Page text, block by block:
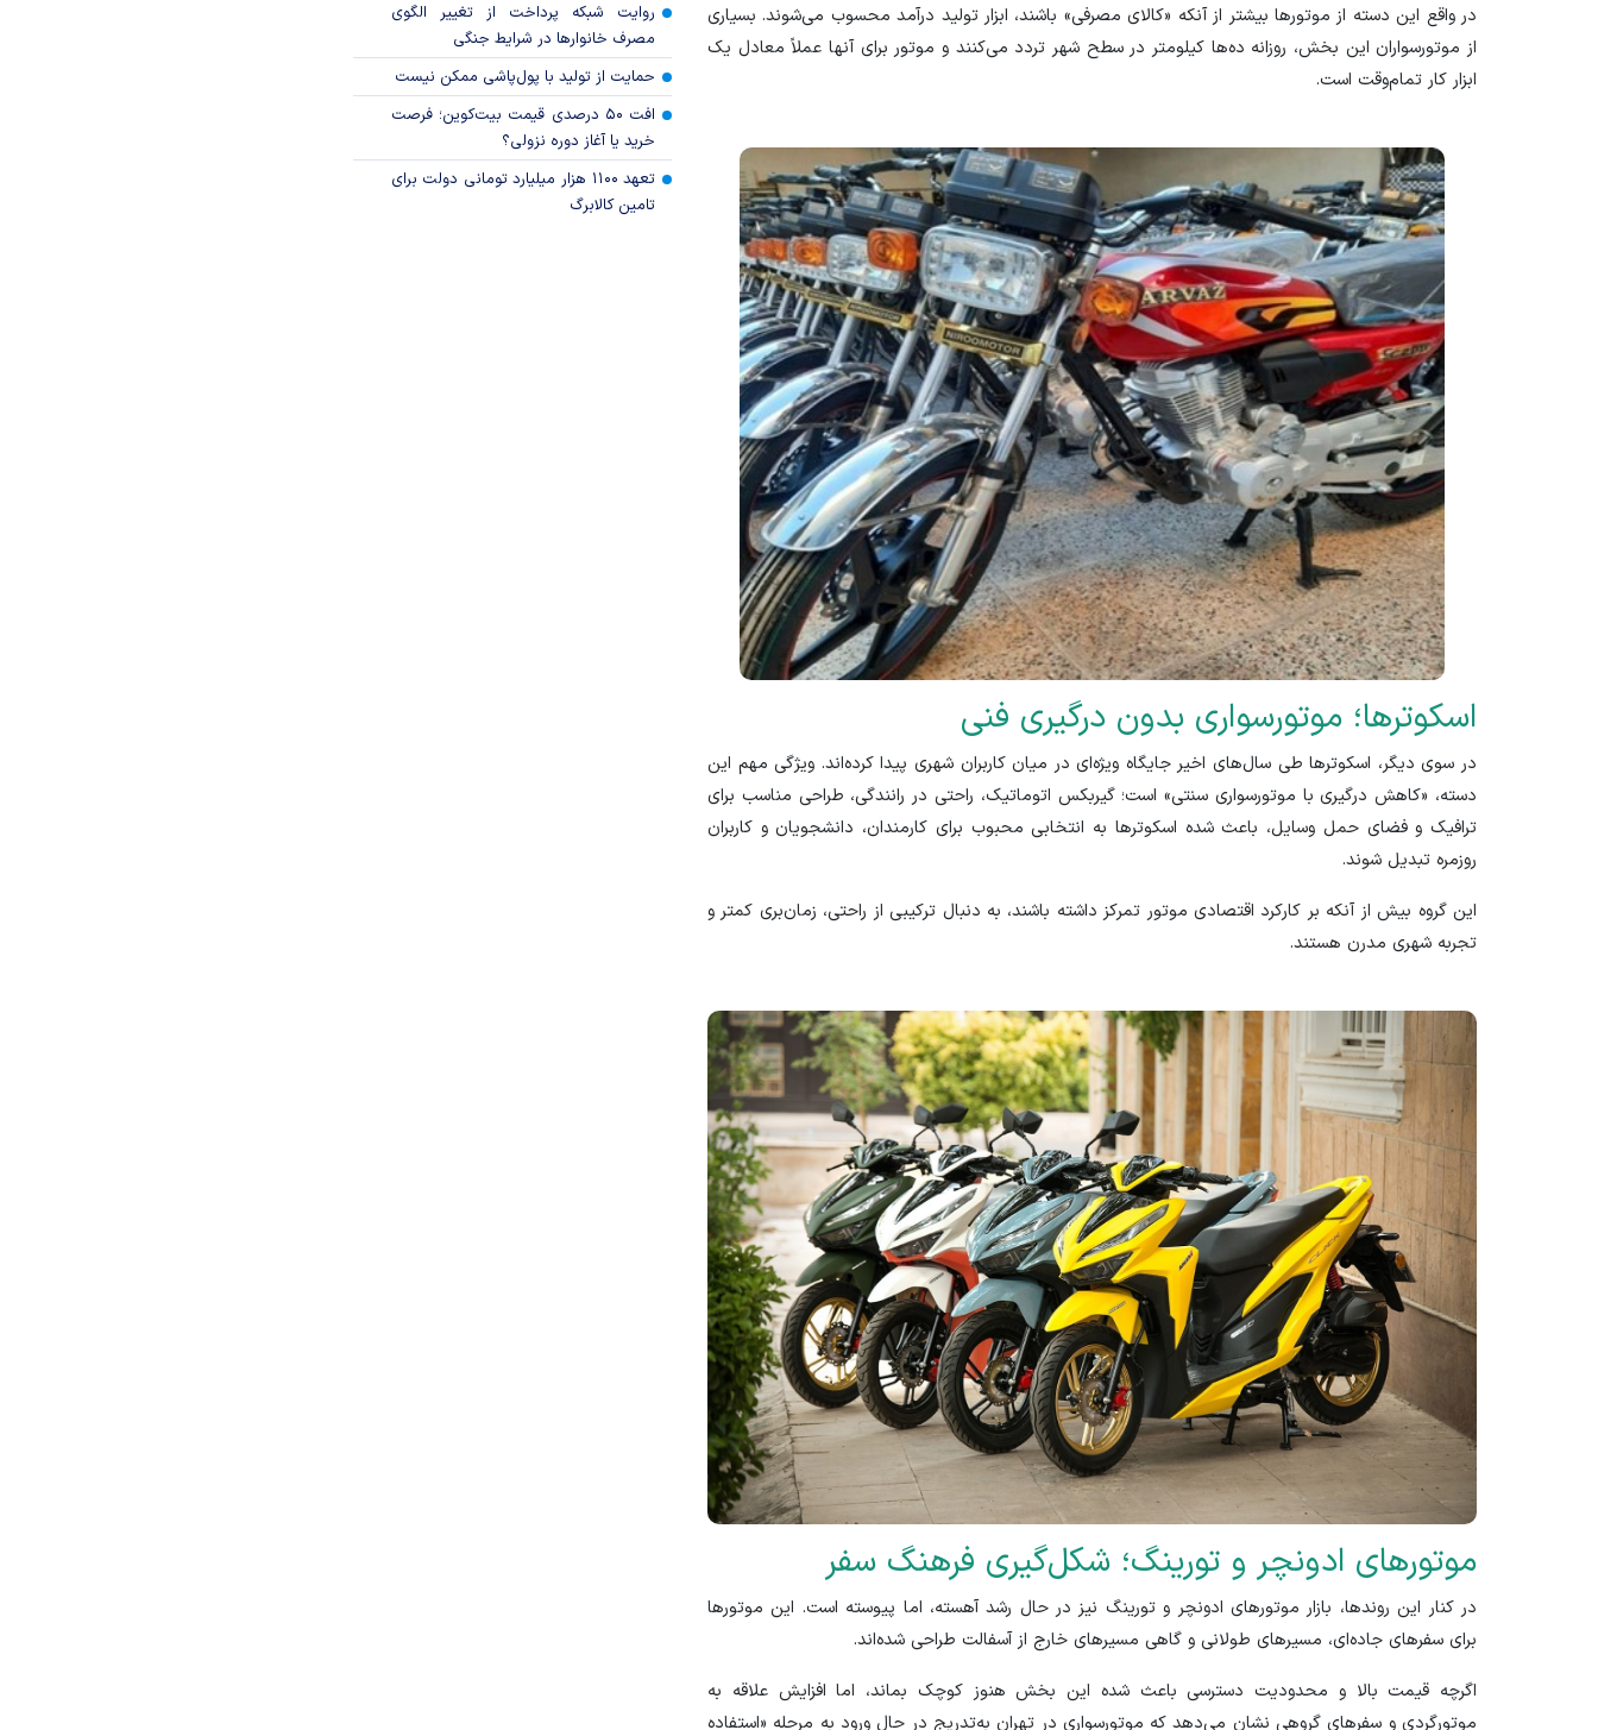
در واقع این دسته از موتور‌ها بیشتر از آنکه «کالای مصرفی» باشند، ابزار تولید درآمد محسوب می‌شوند. بسیاری
از موتورسواران این بخش، روزانه ده‌ها کیلومتر در سطح شهر تردد می‌کنند و موتور برای آنها عملاً معادل یک
ابزار کار تمام‌وقت است.
اسکوترها؛ موتورسواری بدون درگیری فنی
در سوی دیگر، اسکوتر‌ها طی سال‌های اخیر جایگاه ویژه‌ای در میان کاربران شهری پیدا کرده‌اند. ویژگی مهم این
دسته، «کاهش درگیری با موتورسواری سنتی» است؛ گیربکس اتوماتیک، راحتی در رانندگی، طراحی مناسب برای
ترافیک و فضای حمل وسایل، باعث شده اسکوتر‌ها به انتخابی محبوب برای کارمندان، دانشجویان و کاربران
روزمره تبدیل شوند.
این گروه بیش از آنکه بر کارکرد اقتصادی موتور تمرکز داشته باشند، به دنبال ترکیبی از راحتی، زمان‌بری کمتر و
تجربه شهری مدرن هستند.
موتور‌های ادونچر و تورینگ؛ شکل‌گیری فرهنگ سفر
در کنار این روندها، بازار موتور‌های ادونچر و تورینگ نیز در حال رشد آهسته، اما پیوسته است. این موتور‌ها
برای سفر‌های جاده‌ای، مسیر‌های طولانی و گاهی مسیر‌های خارج از آسفالت طراحی شده‌اند.
اگرچه قیمت بالا و محدودیت دسترسی باعث شده این بخش هنوز کوچک بماند، اما افزایش علاقه به
موتورگردی و سفر‌های گروهی نشان می‌دهد که موتورسواری در تهران به‌تدریج در حال ورود به مرحله «استفاده
روایت شبکه پرداخت از تغییر الگوی
مصرف خانوار‌ها در شرایط جنگی
حمایت از تولید با پول‌پاشی ممکن نیست
افت ۵۰ درصدی قیمت بیت‌کوین؛ فرصت
خرید یا آغاز دوره نزولی؟
تعهد ۱۱۰۰ هزار میلیارد تومانی دولت برای
تامین کالابرگ